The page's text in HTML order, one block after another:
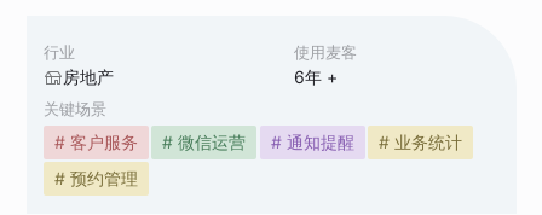
行业
房地产
使用麦客
6年 +
关键场景
# 客户服务 # 微信运营 # 通知提醒
# 业务统计
# 预约管理